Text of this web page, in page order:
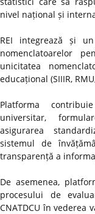
nivel național și
REI integrează și
nomenclatoarelor
unicitatea
educațional (SIIIR,
Platforma
universitar,
asigurarea
sistemul de
transparență a
De asemenea,
procesului de
CNATDCU în